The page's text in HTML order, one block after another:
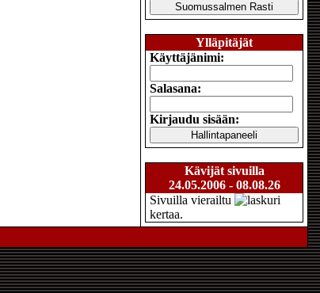
Ylläpitäjät
Käyttäjänimi:
Salasana:
Kirjaudu sisään:
Kävijät sivuilla
24.05.2006 - 08.08.26
Sivuilla vierailtu
kertaa.